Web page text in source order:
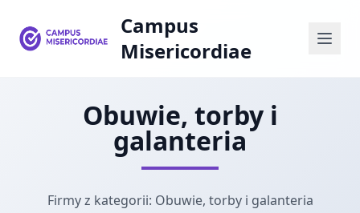
Campus
Misericordiae
Obuwie, torby i
galanteria
Firmy z kategorii: Obuwie, torby i galanteria